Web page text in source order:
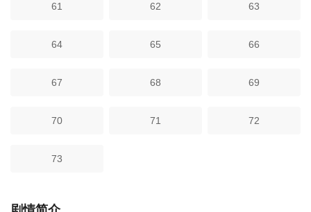
61 62 63
64 65 66
67 68 69
70 71 72
73